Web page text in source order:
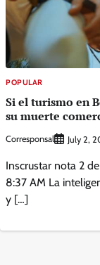
POPULAR
Si el turismo en
su muerte
Corresponsal July 2,
Inscrustar nota 2
8:37 AM La
y […]